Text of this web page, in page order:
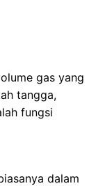
gas yang
tangga,
fungsi
dalam